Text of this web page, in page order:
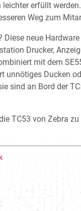
erfüllt
Weg zum
neue
Drucker,
mit dem
unnötiges Ducken
sind an Bord der
TC53 von Zebra zu